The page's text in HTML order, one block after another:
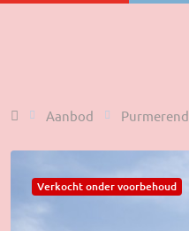
HomeAanbod Purmerend
Verkocht onder voorbehoud